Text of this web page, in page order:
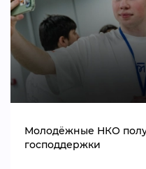
Молодёжные НКО
господдержки